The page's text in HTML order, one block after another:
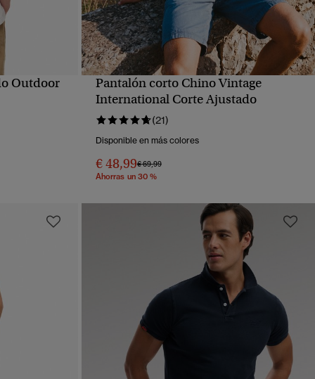
Outdoor
VISTA RÁPIDA
Pantalón corto Chino Vintage
International Corte Ajustado
(21)
Disponible en más colores
€ 48,99Precio rebajado de
€ 69,99a
Ahorras un 30 %